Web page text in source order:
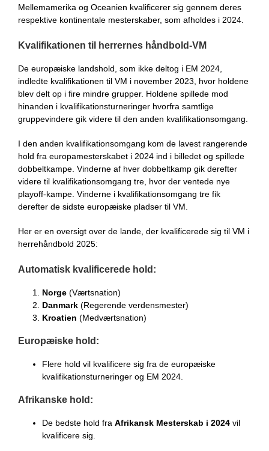
Mellemamerika og Oceanien kvalificerer sig gennem deres
respektive kontinentale mesterskaber, som afholdes i 2024.
Kvalifikationen til herrernes håndbold-VM
De europæiske landshold, som ikke deltog i EM 2024,
indledte kvalifikationen til VM i november 2023, hvor holdene
blev delt op i fire mindre grupper. Holdene spillede mod
hinanden i kvalifikationsturneringer hvorfra samtlige
gruppevindere gik videre til den anden kvalifikationsomgang.
I den anden kvalifikationsomgang kom de lavest rangerende
hold fra europamesterskabet i 2024 ind i billedet og spillede
dobbeltkampe. Vinderne af hver dobbeltkamp gik derefter
videre til kvalifikationsomgang tre, hvor der ventede nye
playoff-kampe. Vinderne i kvalifikationsomgang tre fik
derefter de sidste europæiske pladser til VM.
Her er en oversigt over de lande, der kvalificerede sig til VM i
herrehåndbold 2025:
Automatisk kvalificerede hold:
Norge (Værtsnation)
Danmark (Regerende verdensmester)
Kroatien (Medværtsnation)
Europæiske hold:
Flere hold vil kvalificere sig fra de europæiske
kvalifikationsturneringer og EM 2024.
Afrikanske hold:
De bedste hold fra Afrikansk Mesterskab i 2024 vil
kvalificere sig.